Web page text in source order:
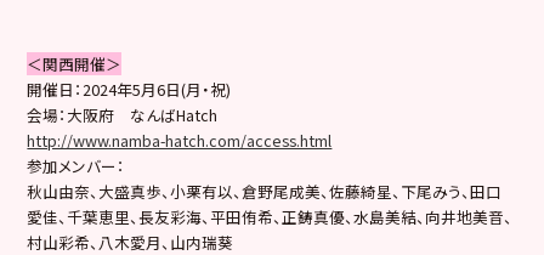
＜関西開催＞
開催日：2024年5月6日(月・祝)
会場：大阪府 なんばHatch
http://www.namba-hatch.com/access.html
参加メンバー：
秋山由奈、大盛真歩、小栗有以、倉野尾成美、佐藤綺星、下尾みう、田口
愛佳、千葉恵里、長友彩海、平田侑希、正鋳真優、水島美結、向井地美音、
村山彩希、八木愛月、山内瑞葵